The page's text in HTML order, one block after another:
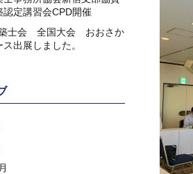
定講習会CPD開催
士会 全国大会 おおさか
出展しました。